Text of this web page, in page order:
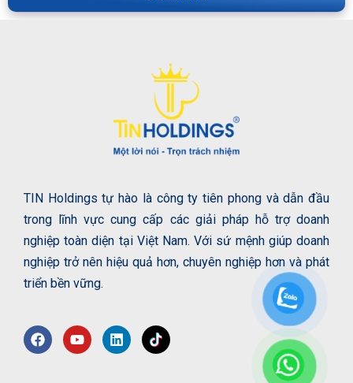
TIN Holdings tự hào là công ty tiên phong và dẫn đầu
trong lĩnh vực cung cấp các giải pháp hỗ trợ doanh
nghiệp toàn diện tại Việt Nam. Với sứ mệnh giúp doanh
nghiệp trở nên hiệu quả hơn, chuyên nghiệp hơn và phát
triển bền vững.